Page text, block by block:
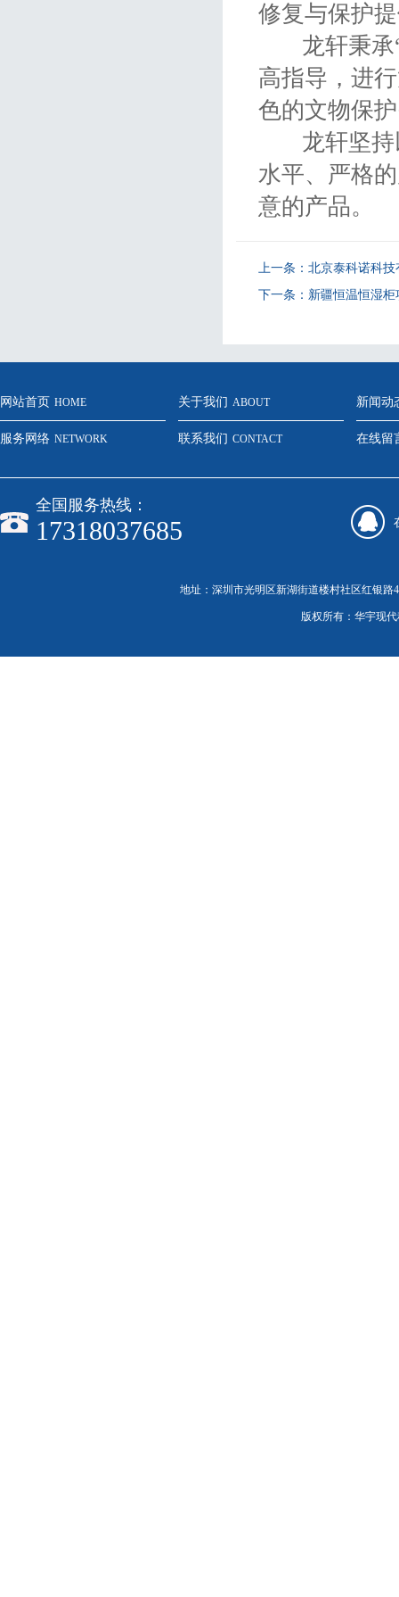
修复与保护
龙轩秉承“
高指导，进
色的文物保
龙轩坚持
水平、严格
意的产品。
上一条： 北京泰科诺科技
下一条： 新疆恒温恒湿
网站首页 HOME 关于我们 ABOUT 新闻动
服务网络 NETWORK 联系我们 CONTACT 在线留
全国服务热线：
17318037685
地址：深圳市光明区新湖街道楼村社区红银
版权所有：华宇现